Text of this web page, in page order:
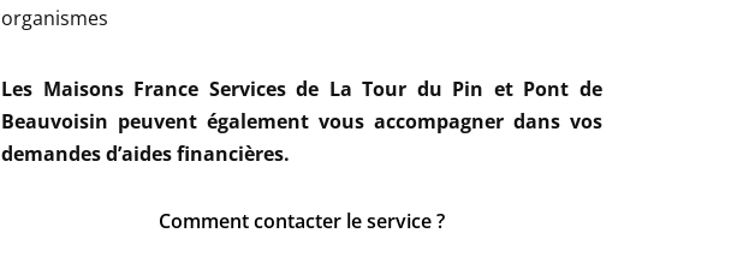
organismes
Les Maisons France Services de La Tour du Pin et Pont de
Beauvoisin peuvent également vous accompagner dans vos
demandes d’aides financières.
Comment contacter le service ?